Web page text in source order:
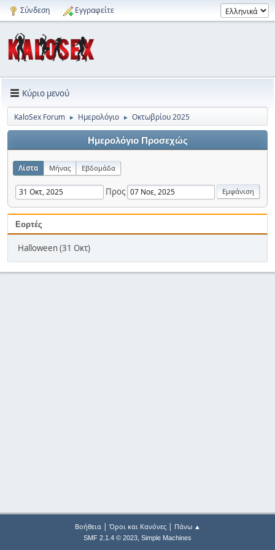
Σύνδεση Εγγραφείτε
Κύριο μενού
KaloSex Forum ► Ημερολόγιο ► Οκτωβρίου 2025
Ημερολόγιο Προσεχώς
Λίστα Μήνας Εβδομάδα
Προς
Εορτές
Halloween (31 Οκτ)
Βοήθεια| Όροι και Κανόνες| Πάνω ▲
SMF 2.1.4 © 2023, Simple Machines